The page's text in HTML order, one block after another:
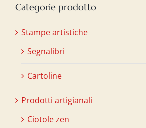
Categorie prodotto
Stampe artistiche
Segnalibri
Cartoline
Prodotti artigianali
Ciotole zen